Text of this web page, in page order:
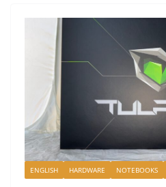
ENGLISH HARDWARE NOTEBOOKS